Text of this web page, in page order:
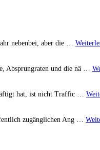
nebenbei, aber die …
Absprungraten und die nä …
hat, ist nicht Traffic …
zugänglichen Ang …